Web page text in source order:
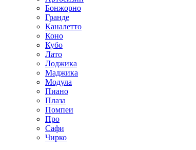
Бонжорно
Гранде
Каналетто
Коно
Кубо
Лато
Лоджика
Маджика
Модула
Пиано
Плаза
Помпеи
Про
Сафи
Чирко